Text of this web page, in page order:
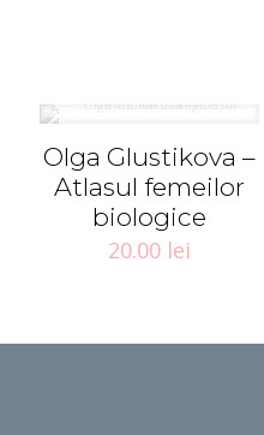
Olga Glustikova –
Atlasul femeilor
biologice
20.00 lei